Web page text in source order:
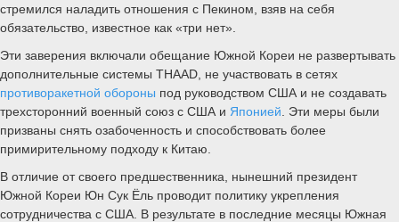
стремился наладить отношения с Пекином, взяв на себя
обязательство, известное как «три нет».
Эти заверения включали обещание Южной Кореи не развертывать
дополнительные системы THAAD, не участвовать в сетях
противоракетной обороны под руководством США и не создавать
трехсторонний военный союз с США и Японией . Эти меры были
призваны снять озабоченность и способствовать более
примирительному подходу к Китаю.
В отличие от своего предшественника, нынешний президент
Южной Кореи Юн Сук Ёль проводит политику укрепления
сотрудничества с США. В результате в последние месяцы Южная